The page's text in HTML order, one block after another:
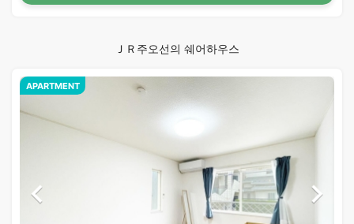
ＪＲ주오선의 쉐어하우스
APARTMENT